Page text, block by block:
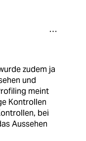
zudem ja
und
meint
Kontrollen
bei
Aussehen